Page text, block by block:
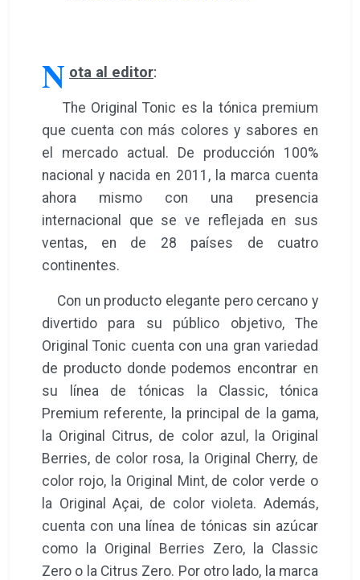
N ota al editor:
The Original Tonic es la tónica premium
que cuenta con más colores y sabores en
el mercado actual. De producción 100%
nacional y nacida en 2011, la marca cuenta
ahora mismo con una presencia
internacional que se ve reflejada en sus
ventas, en de 28 países de cuatro
continentes.
Con un producto elegante pero cercano y
divertido para su público objetivo, The
Original Tonic cuenta con una gran variedad
de producto donde podemos encontrar en
su línea de tónicas la Classic, tónica
Premium referente, la principal de la gama,
la Original Citrus, de color azul, la Original
Berries, de color rosa, la Original Cherry, de
color rojo, la Original Mint, de color verde o
la Original Açai, de color violeta. Además,
cuenta con una línea de tónicas sin azúcar
como la Original Berries Zero, la Classic
Zero o la Citrus Zero. Por otro lado, la marca